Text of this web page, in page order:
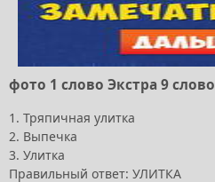
фото 1 слово Экстра 9 слово
1. Тряпичная улитка
2. Выпечка
3. Улитка
Правильный ответ: УЛИТКА